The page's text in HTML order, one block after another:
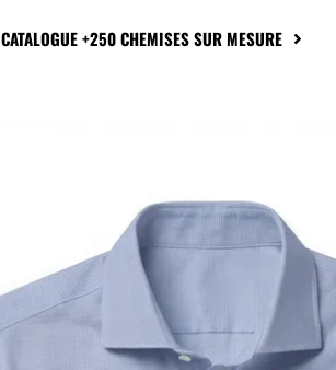
CATALOGUE +250 CHEMISES SUR MESURE